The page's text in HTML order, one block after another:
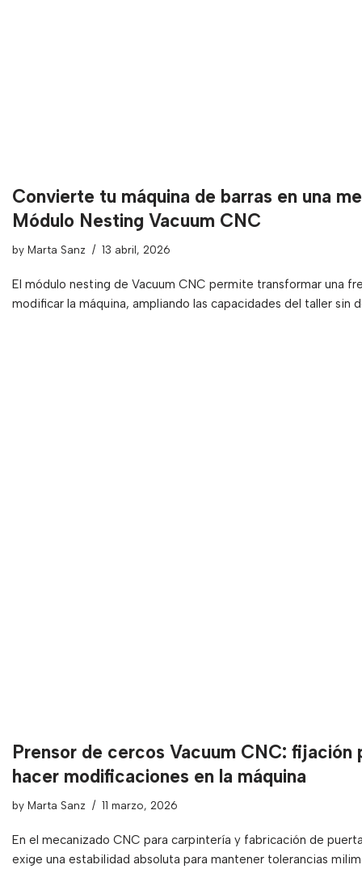
Convierte tu máquina de barras en una
Módulo Nesting Vacuum CNC
by Marta Sanz 13 abril, 2026
El módulo nesting de Vacuum CNC permite transformar una
modificar la máquina, ampliando las capacidades del taller sin
Prensor de cercos Vacuum CNC: fijación
hacer modificaciones en la máquina
by Marta Sanz 11 marzo, 2026
En el mecanizado CNC para carpintería y fabricación de
exige una estabilidad absoluta para mantener tolerancias